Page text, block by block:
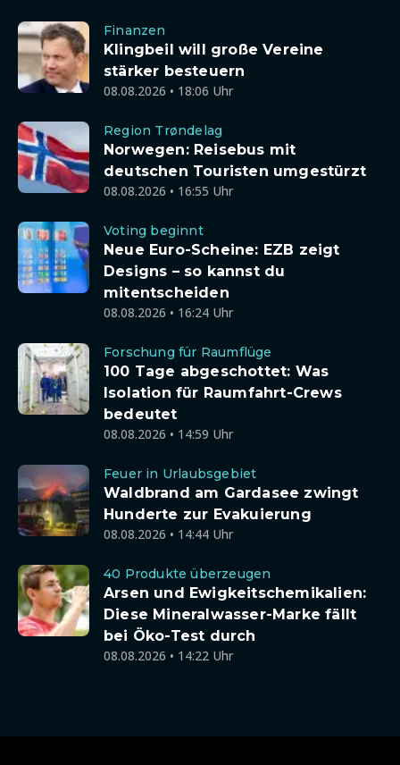
Finanzen
Klingbeil will große Vereine
stärker besteuern
08.08.2026 • 18:06 Uhr
Region Trøndelag
Norwegen: Reisebus mit
deutschen Touristen umgestürzt
08.08.2026 • 16:55 Uhr
Voting beginnt
Neue Euro-Scheine: EZB zeigt
Designs – so kannst du
mitentscheiden
08.08.2026 • 16:24 Uhr
Forschung für Raumflüge
100 Tage abgeschottet: Was
Isolation für Raumfahrt-Crews
bedeutet
08.08.2026 • 14:59 Uhr
Feuer in Urlaubsgebiet
Waldbrand am Gardasee zwingt
Hunderte zur Evakuierung
08.08.2026 • 14:44 Uhr
40 Produkte überzeugen
Arsen und Ewigkeitschemikalien:
Diese Mineralwasser-Marke fällt
bei Öko-Test durch
08.08.2026 • 14:22 Uhr